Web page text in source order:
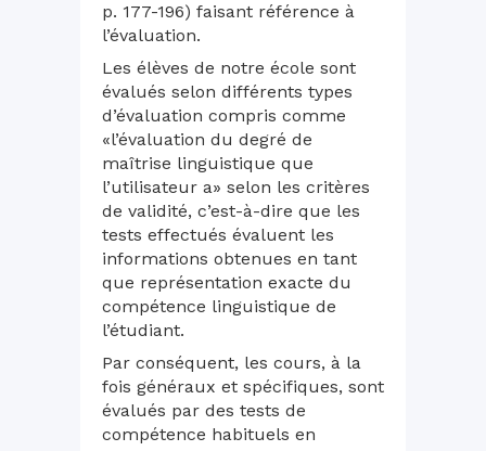
p. 177-196) faisant référence à
l’évaluation.
Les élèves de notre école sont
évalués selon différents types
d’évaluation compris comme
«l’évaluation du degré de
maîtrise linguistique que
l’utilisateur a» selon les critères
de validité, c’est-à-dire que les
tests effectués évaluent les
informations obtenues en tant
que représentation exacte du
compétence linguistique de
l’étudiant.
Par conséquent, les cours, à la
fois généraux et spécifiques, sont
évalués par des tests de
compétence habituels en